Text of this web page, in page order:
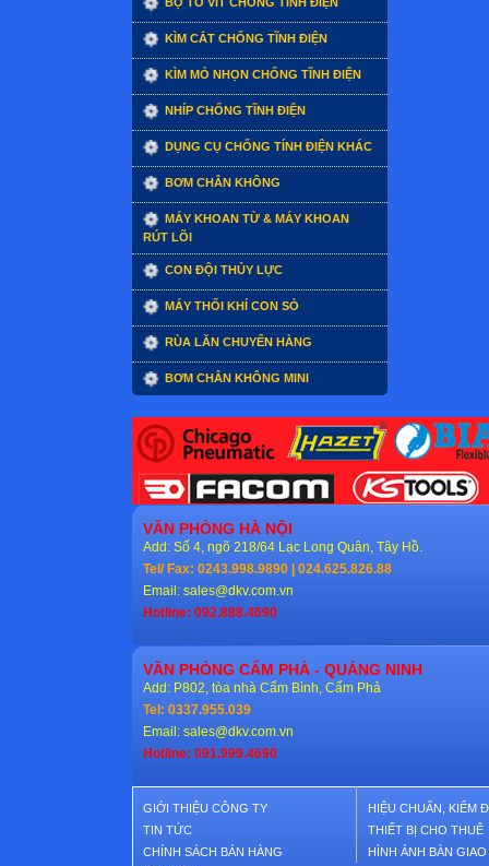
KÌM CẮT CHỐNG TĨNH ĐIỆN
KÌM MỎ NHỌN CHỐNG TĨNH ĐIỆN
NHÍP CHỐNG TĨNH ĐIỆN
DỤNG CỤ CHỐNG TÍNH ĐIỆN KHÁC
BƠM CHÂN KHÔNG
MÁY KHOAN TỪ & MÁY KHOAN
RÚT LÕI
CON ĐỘI THỦY LỰC
MÁY THỔI KHÍ CON SÒ
RÙA LĂN CHUYỂN HÀNG
BƠM CHÂN KHÔNG MINI
VĂN PHÒNG HÀ NỘI
Add: Số 4, ngõ 218/64 Lạc Long Quân, Tây Hồ.
Tel/ Fax: 0243.998.9890 | 024.625.826.88
Email: sales@dkv.com.vn
Hotline: 092.888.4690
VĂN PHÒNG CẨM PHẢ - QUẢNG NINH
Add: P802, tòa nhà Cẩm Bình, Cẩm Phả
Tel: 0337.955.039
Email: sales@dkv.com.vn
Hotline: 091.999.4690
GIỚI THIỆU CÔNG TY
TIN TỨC
CHÍNH SÁCH BÁN HÀNG
HIỆU CHUẨN, KIỂM
THIẾT BỊ CHO THUÊ
HÌNH ẢNH BÀN